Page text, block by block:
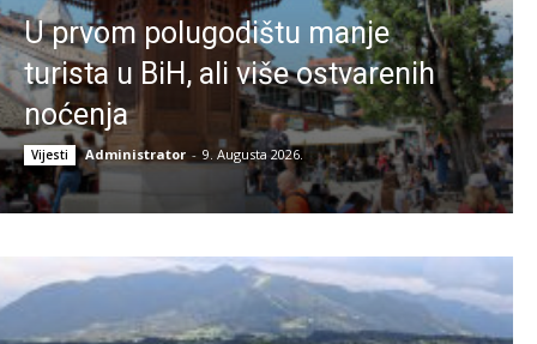
U prvom polugodištu manje
turista u BiH, ali više ostvarenih
noćenja
Vijesti Administrator - 9. Augusta 2026.